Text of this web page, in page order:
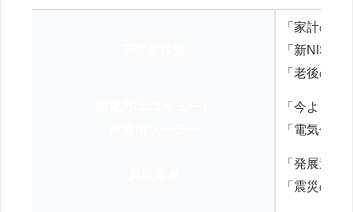
「家計の見
「新NISA
「老後の
「今より
「電気代を
「発展途
「震災の